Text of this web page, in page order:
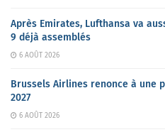
Après Emirates, Lufthansa va
9 déjà assemblés
6 AOÛT 2026
Brussels Airlines renonce à une
2027
6 AOÛT 2026